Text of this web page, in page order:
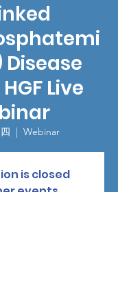
Disease
Live
  |
Webinar
is closed
events